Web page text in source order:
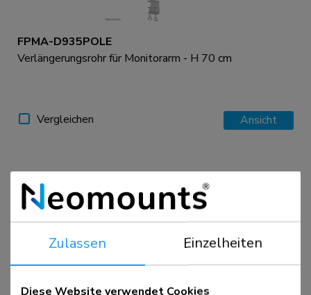
FPMA-D935POLE
Verlängerungsrohr für Monitorarm - H 70 cm
Vergleichen Ansicht
Zulassen Einzelheiten
Diese Website verwendet Cookies